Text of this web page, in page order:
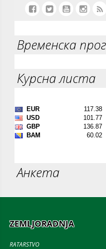
Временска
Курсна листа
Анкета
ZEMLJORADNJA
RATARSTVO